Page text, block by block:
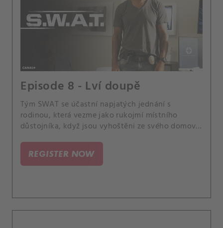
Episode 8 - Lví doupě
Tým SWAT se účastní napjatých jednání s
rodinou, která vezme jako rukojmí místního
důstojníka, když jsou vyhoštěni ze svého domova.
volbách, protože pomáhá otci při zdravotních
potížích a Chrisův vztah s Kira a Tyem se dostává
do kritického stavu.
REGISTER NOW